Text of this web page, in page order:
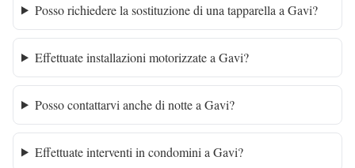
Posso richiedere la sostituzione di una tapparella a Gavi?
Effettuate installazioni motorizzate a Gavi?
Posso contattarvi anche di notte a Gavi?
Effettuate interventi in condomini a Gavi?